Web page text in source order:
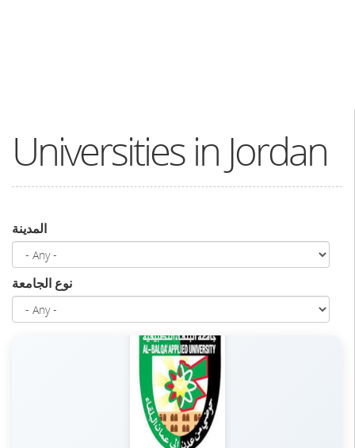
Universities in Jordan
المدينة
نوع الجامعة